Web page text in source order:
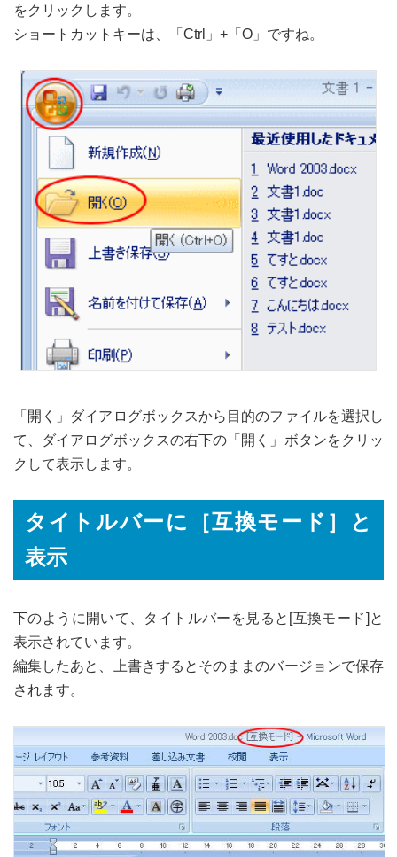
をクリックします。
ショートカットキーは、「Ctrl」+「O」ですね。
「開く」ダイアログボックスから目的のファイルを選択し
て、ダイアログボックスの右下の「開く」ボタンをクリッ
クして表示します。
タイトルバーに［互換モード］と
表示
下のように開いて、タイトルバーを見ると[互換モード]と
表示されています。
編集したあと、上書きするとそのままのバージョンで保存
されます。